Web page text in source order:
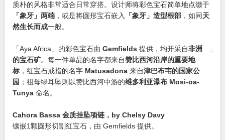
质朴的风格非常适合日常穿搭。设计师将彩色宝石简单地点缀于
「象牙」两端 ，或是将圆形宝石嵌入 「象牙」造型根部 ，如同天
然生长而成一般。
「Aya Africa」的彩色宝石由 Gemfields 提供，均开采自非洲
的宝石矿。每一件单品的名字都来自赞比西河沿岸的重要地
标 ，红宝石戒指的名字 Matusadona 来自津巴布韦的国家公
园 ；祖母绿耳坠则以赞比西河中游的维多利亚瀑布 Mosi-oa-
Tunya 命名。
Cahora Bassa 金质挂坠项链，by Chelsy Davy
镶嵌1颗圆形切割红宝石，由 Gemfields 提供。